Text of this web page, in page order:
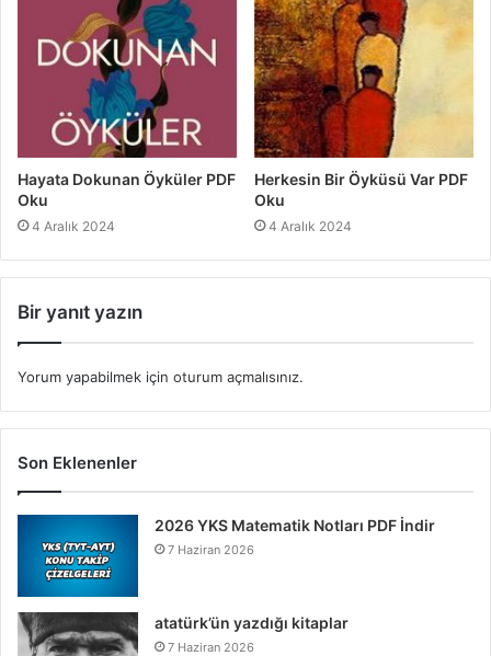
Hayata Dokunan Öyküler PDF
Oku
4 Aralık 2024
Herkesin Bir Öyküsü Var PDF
Oku
4 Aralık 2024
Bir yanıt yazın
Yorum yapabilmek için oturum açmalısınız.
Son Eklenenler
2026 YKS Matematik Notları PDF İndir
7 Haziran 2026
atatürk’ün yazdığı kitaplar
7 Haziran 2026